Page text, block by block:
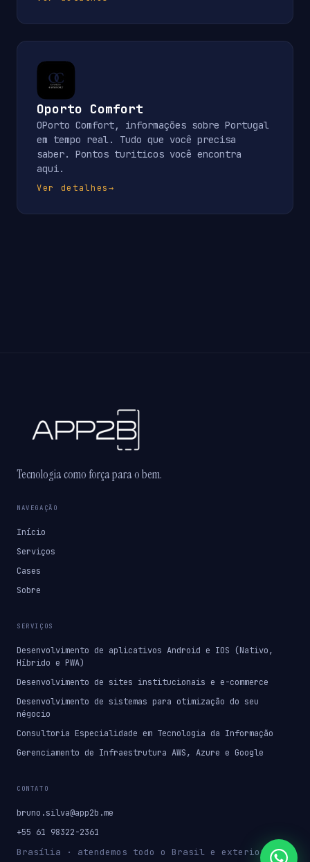
Oporto Comfort
OPorto Comfort, informações sobre Portugal
em tempo real. Tudo que você precisa
saber. Pontos turiticos você encontra
aqui.
Ver detalhes→
Tecnologia como força para o bem.
NAVEGAÇÃO
Início
Serviços
Cases
Sobre
SERVIÇOS
Desenvolvimento de aplicativos Android e IOS (Nativo,
Híbrido e PWA)
Desenvolvimento de sites institucionais e e-commerce
Desenvolvimento de sistemas para otimização do seu
négocio
Consultoria Especialidade em Tecnologia da Informação
Gerenciamento de Infraestrutura AWS, Azure e Google
CONTATO
bruno.silva@app2b.me
+55 61 98322-2361
Brasília · atendemos todo o Brasil e exterior